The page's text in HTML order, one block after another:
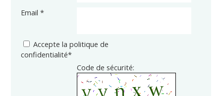
Email*
Accepte la politique de
confidentialité*
Code de sécurité: